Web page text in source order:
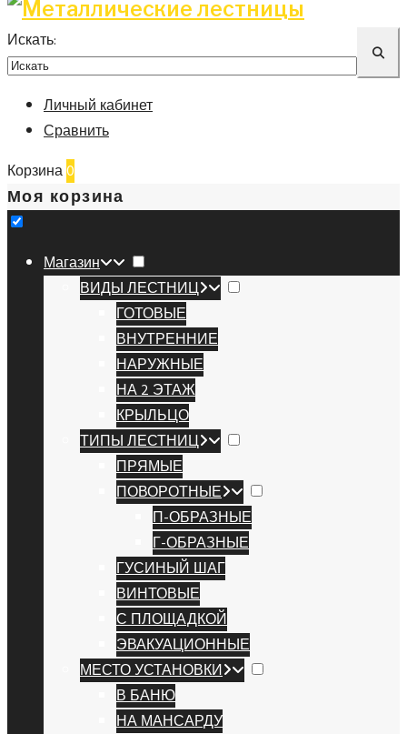
Искать:
Личный кабинет
Сравнить
Корзина0
Моя корзина
Магазин
ВИДЫ ЛЕСТНИЦ
ГОТОВЫЕ
ВНУТРЕННИЕ
НАРУЖНЫЕ
НА 2 ЭТАЖ
КРЫЛЬЦО
ТИПЫ ЛЕСТНИЦ
ПРЯМЫЕ
ПОВОРОТНЫЕ
П-ОБРАЗНЫЕ
Г-ОБРАЗНЫЕ
ГУСИНЫЙ ШАГ
ВИНТОВЫЕ
С ПЛОЩАДКОЙ
ЭВАКУАЦИОННЫЕ
МЕСТО УСТАНОВКИ
В БАНЮ
НА МАНСАРДУ